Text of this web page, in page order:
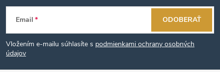
Z
á
p
Email
Vložením e-mailu súhlasíte s podmienkami ochrany osobných
údajov
ODOBERAŤ